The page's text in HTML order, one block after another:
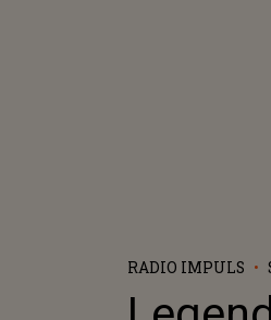
RADIO IMPULS